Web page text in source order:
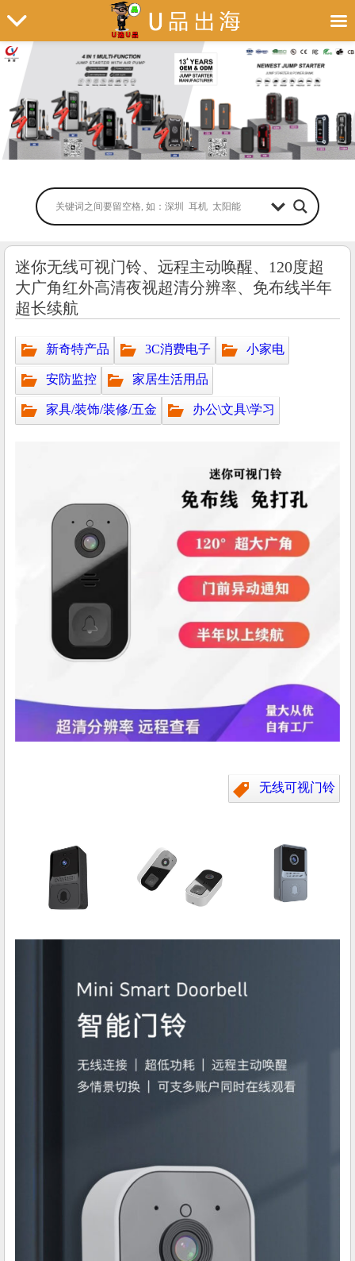
迷你无线可视门铃、远程主动唤醒、120度超
大广角红外高清夜视超清分辨率、免布线半年
超长续航
新奇特产品 3C消费电子 小家电
安防监控 家居生活用品
家具/装饰/装修/五金 办公\文具\学习
无线可视门铃